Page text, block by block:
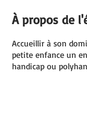
À propos de
Accueillir à son
petite enfance un
handicap ou